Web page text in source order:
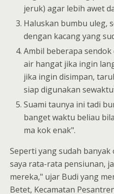
jeruk) agar lebih awet
Haluskan bumbu uleg,
dengan kacang yang
Ambil beberapa
air hangat jika ingin
jika ingin disimpan,
siap digunakan
Suami taunya ini tadi
banget waktu beliau
ma kok enak".
Seperti yang sudah
saya rata-rata pensiunan,
mereka," ujar Budi yang
Betet, Kecamatan